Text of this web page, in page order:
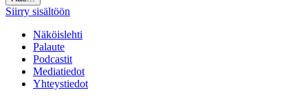
Siirry sisältöön
Näköislehti
Palaute
Podcastit
Mediatiedot
Yhteystiedot